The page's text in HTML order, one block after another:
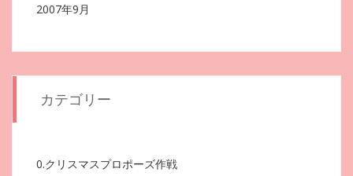
2007年9月
カテゴリー
0.クリスマスプロポーズ作戦